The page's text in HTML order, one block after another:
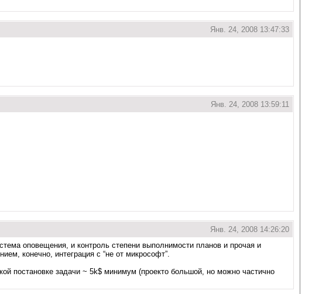
Янв. 24, 2008 13:47:33
Янв. 24, 2008 13:59:11
Янв. 24, 2008 14:26:20
оповещения, и контроль степени выполнимости планов и прочая и
конечно, интеграция с “не от микрософт”.
постановке задачи ~ 5k$ минимум (проекто большой, но можно частично